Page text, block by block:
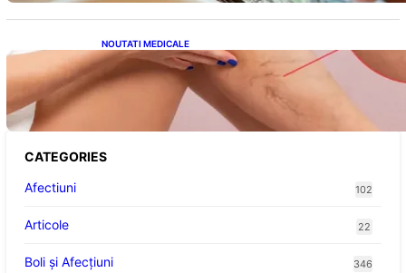
NOUTATI MEDICALE
Varicele și Umflarea Picioarelor pe Caniculă:
Înțelegerea Simptomelor și Măsurilor de
Prevenție
CATEGORIES
Afectiuni
102
Articole 22
Boli și Afecțiuni 346